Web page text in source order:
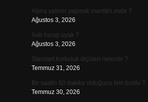
Altına yatırım yapmak mantıklı mıdır ?
Ağustos 3, 2026
Aab hangi uyak ?
Ağustos 3, 2026
Standart korkuluk ölçüleri nelerdir ?
Temmuz 31, 2026
Bir saatin 60 dakika olduğunu kim buldu ?
Temmuz 30, 2026